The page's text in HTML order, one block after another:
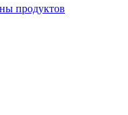
продуктов